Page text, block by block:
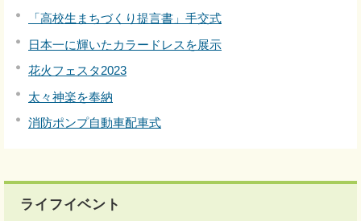
「高校生まちづくり提言書」手交式
日本一に輝いたカラードレスを展示
花火フェスタ2023
太々神楽を奉納
消防ポンプ自動車配車式
ライフイベント